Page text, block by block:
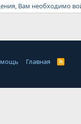
Вам необходимо
Главная